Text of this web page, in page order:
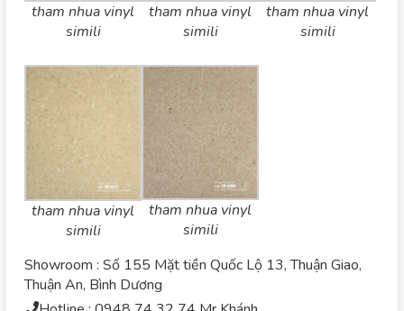
tham nhua vinyl
simili
tham nhua vinyl
simili
tham nhua vinyl
simili
tham nhua vinyl
simili
tham nhua vinyl
simili
Showroom : Số 155 Mặt tiền Quốc Lộ 13, Thuận Giao,
Thuận An, Bình Dương